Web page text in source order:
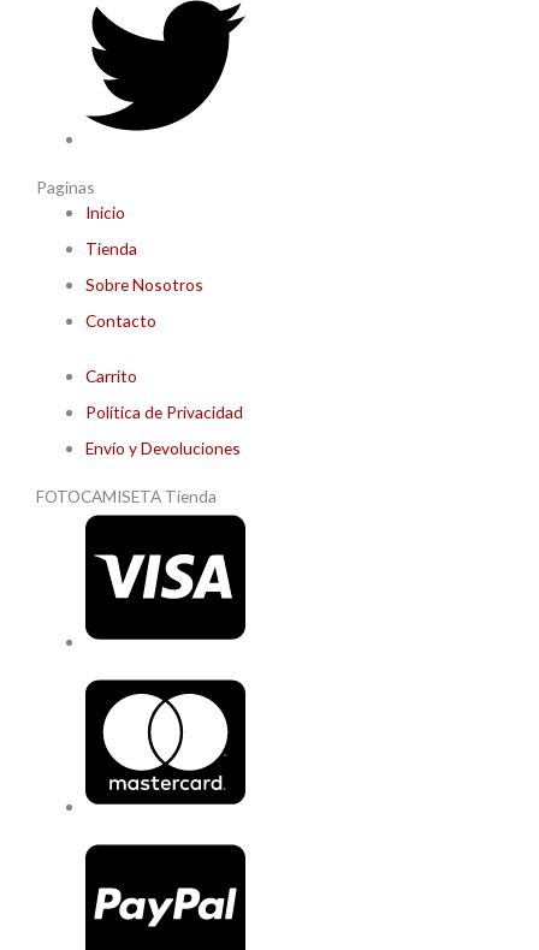
Paginas
Inicio
Tienda
Sobre Nosotros
Contacto
Carrito
Política de Privacidad
Envío y Devoluciones
FOTOCAMISETA Tienda